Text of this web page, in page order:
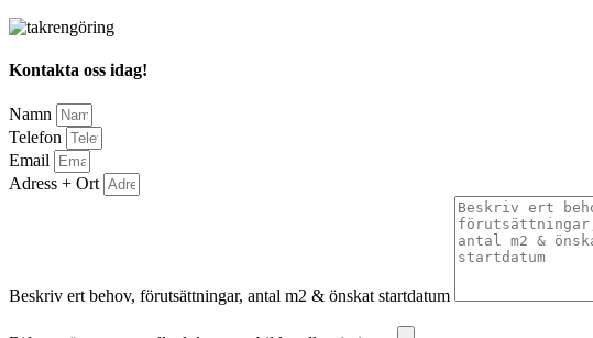
Kontakta oss idag!
Namn
Telefon
Email
Adress + Ort
Beskriv ert behov, förutsättningar, antal m2 & önskat startdatum